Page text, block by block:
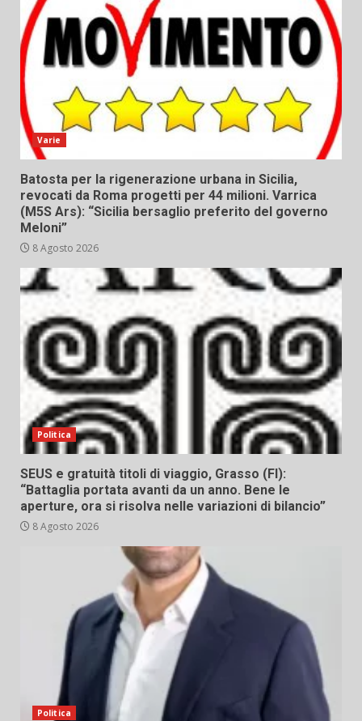
Varie
Batosta per la rigenerazione urbana in Sicilia,
revocati da Roma progetti per 44 milioni. Varrica
(M5S Ars): “Sicilia bersaglio preferito del governo
Meloni”
8 Agosto 2026
Politica
SEUS e gratuità titoli di viaggio, Grasso (FI):
“Battaglia portata avanti da un anno. Bene le
aperture, ora si risolva nelle variazioni di bilancio”
8 Agosto 2026
Politica